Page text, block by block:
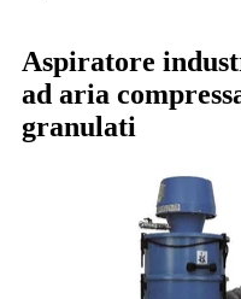
Aspiratore
ad aria
granulati